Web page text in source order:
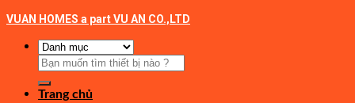
VUAN HOMES a part VU AN CO.,LTD
Tìm
Trang chủ